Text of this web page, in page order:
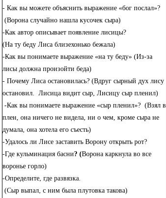
- Как вы можете объяснить выражение «бог послал»?
(Ворона случайно нашла кусочек сыра)
-Как автор описывает появление лисицы?
(На ту беду Лиса близехонько бежала)
-Как вы понимаете выражение «на ту беду» (Из-за
лисы должна произойти беда)
- Почему Лиса остановилась? (Вдруг сырный дух лису
остановил. Лисица видит сыр, Лисицу сыр пленил)
-Как вы понимаете выражение «сыр пленил»? (Взял в
плен, она ничего не видела, ни о чем, кроме сыра не
думала, она хотела его съесть)
-Удалось ли Лисе заставить Ворону открыть рот?
-Где кульминация басни? (Ворона каркнула во все
воронье горло)
-Определите, где развязка.
(Сыр выпал, с ним была плутовка такова)